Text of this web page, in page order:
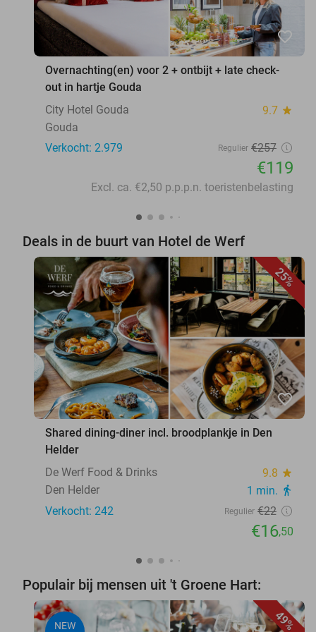
favorite_border
Overnachting(en) voor 2 + ontbijt + late check-
out in hartje Gouda
City Hotel Gouda
9.7 star
Gouda
Verkocht: 2.979
Regulier €257
€119
Excl. ca. €2,50 p.p.p.n. toeristenbelasting
Deals in de buurt van Hotel de Werf
25%
favorite_border
Shared dining-diner incl. broodplankje in Den
Helder
De Werf Food & Drinks
9.8 star
Den Helder 1 min. directions_walk
Verkocht: 242 Regulier €22
€16,50
Populair bij mensen uit 't Groene Hart:
49%
NEW